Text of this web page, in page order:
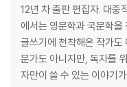
한때 소중했던 사람 / 당신에
로부터의 유배 / 나에게서 도
나타난다
5장_생긴 대로 살라는 말의
12년 차 출판 편집자. 대중
에서는 영문학과 국문학
글쓰기에 천착해온 작가도
문가도 아니지만, 독자를
자만이 쓸 수 있는 이야기